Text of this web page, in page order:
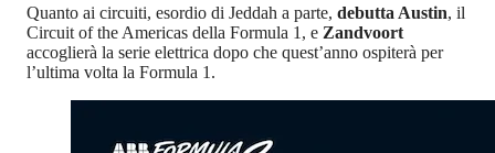
Quanto ai circuiti, esordio di Jeddah a parte, debutta Austin, il
Circuit of the Americas della Formula 1, e Zandvoort
accoglierà la serie elettrica dopo che quest’anno ospiterà per
l’ultima volta la Formula 1.